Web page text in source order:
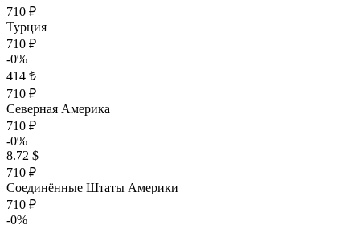
710 ₽
Турция
710 ₽
-0%
414 ₺
710 ₽
Северная Америка
710 ₽
-0%
8.72 $
710 ₽
Соединённые Штаты Америки
710 ₽
-0%